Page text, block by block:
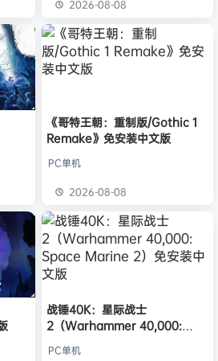
2026-08-08
《哥特王朝：重制版/Gothic 1
Remake》免安装中文版
PC单机
2026-08-08
战锤40K：星际战士
2（Warhammer 40,000:
版
PC单机